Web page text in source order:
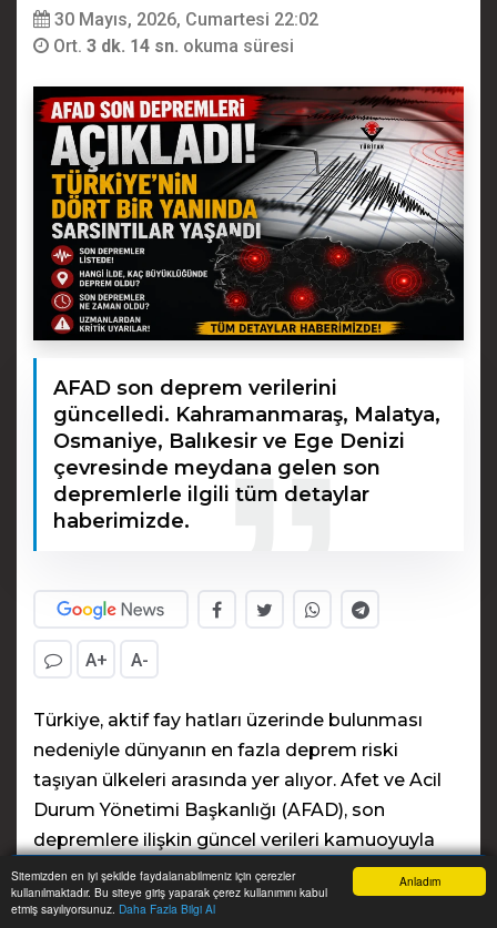
Anladım
Sitemizden en iyi şekilde faydalanabilmeniz için çerezler
kullanılmaktadır. Bu siteye giriş yaparak çerez kullanımını kabul
etmiş sayılıyorsunuz. Daha Fazla Bilgi Al
30 Mayıs, 2026, Cumartesi 22:02
Ort. 3 dk. 14 sn. okuma süresi
AFAD son deprem verilerini
güncelledi. Kahramanmaraş, Malatya,
Osmaniye, Balıkesir ve Ege Denizi
çevresinde meydana gelen son
depremlerle ilgili tüm detaylar
haberimizde.
A+ A-
Türkiye, aktif fay hatları üzerinde bulunması
nedeniyle dünyanın en fazla deprem riski
taşıyan ülkeleri arasında yer alıyor. Afet ve Acil
Durum Yönetimi Başkanlığı (AFAD), son
depremlere ilişkin güncel verileri kamuoyuyla
paylaştı. Gün içerisinde Kahramanmaraş,
Malatya, Osmaniye, Balıkesir ve Ege Denizi
Anasayfa Yazarlar Haber Ara İhbar Hattı Menu